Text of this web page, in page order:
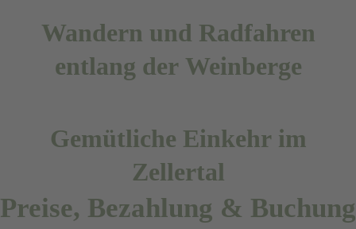
Wandern und Radfahren
entlang der Weinberge
Gemütliche Einkehr im
Zellertal
Preise, Bezahlung & Buchung